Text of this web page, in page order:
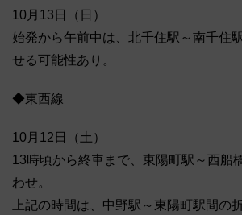
10月13日（日）
始発から午前中は、北千住駅～南千住
せる可能性あり。
◆東西線
10月12日（土）
13時頃から終車まで、東陽町駅～西船
わせ。
上記の時間は、中野駅～東陽町駅間の